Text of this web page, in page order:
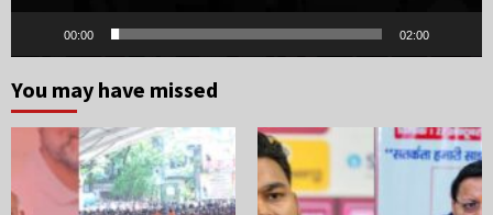
00:00 02:00
You may have missed